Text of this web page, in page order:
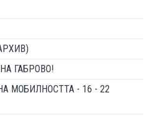
ГАБРОВО!
МОБИЛНОСТТА - 16 - 22